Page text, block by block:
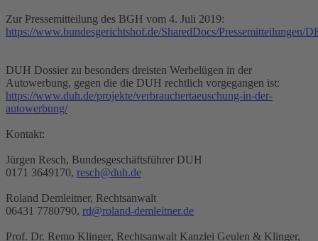
Zur Pressemitteilung des BGH vom 4. Juli 2019:
https://www.bundesgerichtshof.de/SharedDocs/Pressemitteilungen/
DUH Dossier zu besonders dreisten Werbelügen in der
Autowerbung, gegen die die DUH rechtlich vorgegangen ist:
https://www.duh.de/projekte/verbrauchertaeuschung-in-der-
autowerbung/
Kontakt:
Jürgen Resch, Bundesgeschäftsführer DUH
0171 3649170, resch@duh.de
Roland Demleitner, Rechtsanwalt
06431 7780790, rd@roland-demleitner.de
Prof. Dr. Remo Klinger, Rechtsanwalt Kanzlei Geulen & Klinger,